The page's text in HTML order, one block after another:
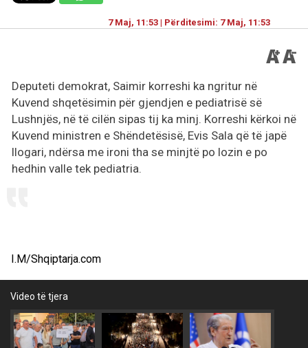
7 Maj, 11:53 | Përditesimi: 7 Maj, 11:53
Deputeti demokrat, Saimir korreshi ka ngritur në
Kuvend shqetësimin për gjendjen e pediatrisë së
Lushnjës, në të cilën sipas tij ka minj. Korreshi kërkoi në
Kuvend ministren e Shëndetësisë, Evis Sala që të japë
llogari, ndërsa me ironi tha se minjtë po lozin e po
hedhin valle tek pediatria.
I.M/Shqiptarja.com
Video të tjera